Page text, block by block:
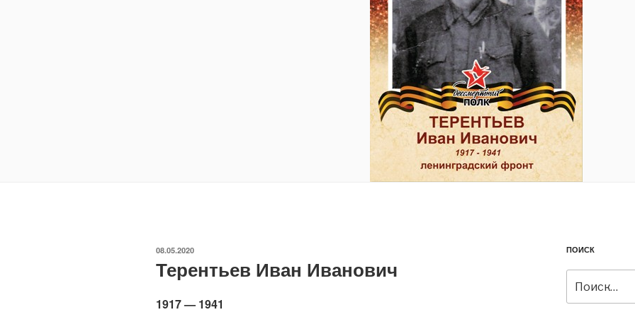
ОПУБЛИКОВАНО
08.05.2020
Терентьев Иван Иванович
1917 — 1941
ПОИСК